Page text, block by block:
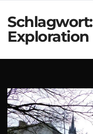
Schlagwort:
Exploration